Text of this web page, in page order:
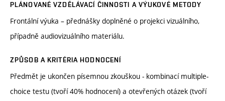
PLÁNOVANÉ VZDĚLÁVACÍ ČINNOSTI A VÝUKOVÉ METODY
Frontální výuka – přednášky doplněné o projekci vizuálního,
případně audiovizuálního materiálu.
ZPŮSOB A KRITÉRIA HODNOCENÍ
Předmět je ukončen písemnou zkouškou - kombinací multiple-
choice testu (tvoří 40% hodnocení) a otevřených otázek (tvoří